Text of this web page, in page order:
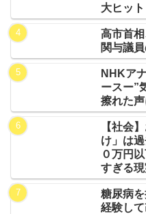
大ヒット
高市首
関与議
NHKア
ースー”
擦れた
【社会
け」は
０万円
すぎる
糖尿病
経験し